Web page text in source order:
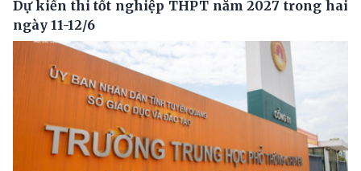
Dự kiến thi tốt nghiệp THPT năm 2027 trong hai
ngày 11-12/6